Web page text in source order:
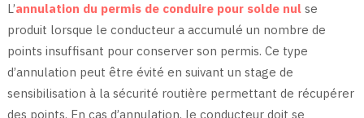
L’annulation du permis de conduire pour solde nulse
produit lorsque le conducteur a accumulé un nombre de
points insuffisant pour conserver son permis. Ce type
d’annulation peut être évité en suivant un stage de
sensibilisation à la sécurité routière permettant de récupérer
des points. En cas d’annulation, le conducteur doit se